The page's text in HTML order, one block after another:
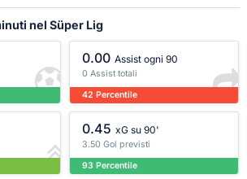
nel Süper Lig
0.00 Assist ogni 90
0 Assist totali
42 Percentile
0.45 xG su 90'
3.50 Gol previsti
93 Percentile